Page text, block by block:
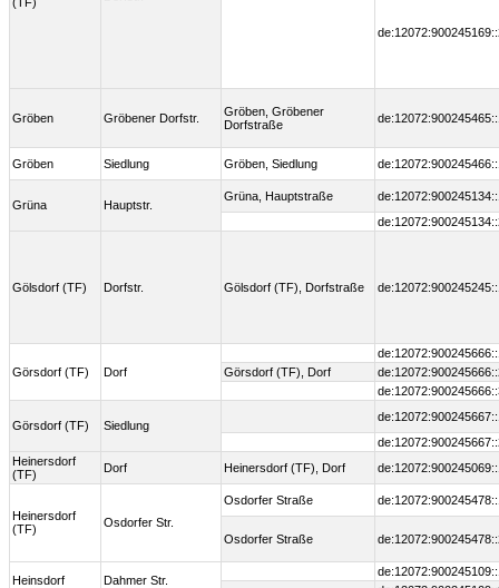
Gröben Gröbener Dorfstr.
Gröben, Gröbener
Dorfstraße
Gröben Siedlung Gröben, Siedlung
Grüna Hauptstr.
Grüna, Hauptstraße
Gölsdorf (TF) Dorfstr. Gölsdorf (TF), Dorfstraße
Görsdorf (TF) Dorf
Görsdorf (TF), Dorf
Görsdorf (TF) Siedlung
Heinersdorf
(TF)
Dorf Heinersdorf (TF), Dorf
Heinersdorf
(TF)
Osdorfer Str.
Osdorfer Straße
Osdorfer Straße
Heinsdorf Dahmer Str.